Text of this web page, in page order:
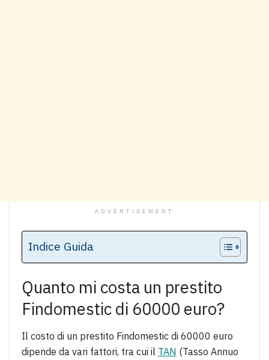
ADVERTISEMENT
Indice Guida
Quanto mi costa un prestito
Findomestic di 60000 euro?
Il costo di un prestito Findomestic di 60000 euro
dipende da vari fattori, tra cui il TAN (Tasso Annuo